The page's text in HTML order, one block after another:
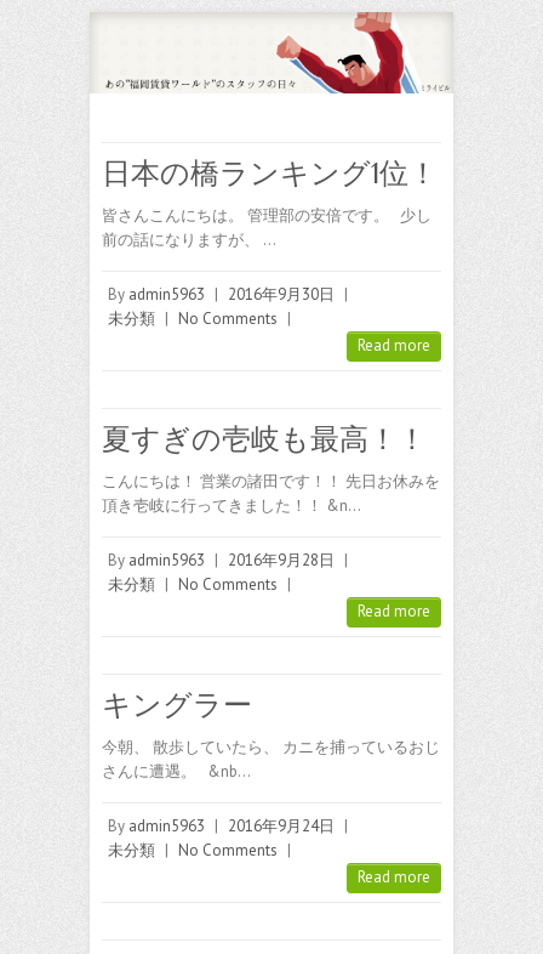
日本の橋ランキング1位！
皆さんこんにちは。 管理部の安倍です。 少し
前の話になりますが、 …
By admin5963 | 2016年9月30日
|
未分類 | No Comments |
Read more
夏すぎの壱岐も最高！！
こんにちは！ 営業の諸田です！！ 先日お休みを
頂き壱岐に行ってきました！！ &n…
By admin5963 | 2016年9月28日
|
未分類 | No Comments |
Read more
キングラー
今朝、 散歩していたら、 カニを捕っているおじ
さんに遭遇。 &nb…
By admin5963 | 2016年9月24日
|
未分類 | No Comments |
Read more